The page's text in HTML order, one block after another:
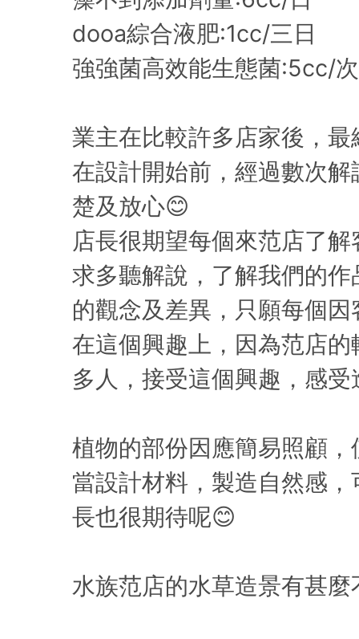
dooa綜合液肥:1cc/三日
強強菌高效能生態菌:5cc/
業主在比較許多店家後，
在設計開始前，經過數次
楚及放心😊
店長很期望每個來范店了
求多聽解說，了解我們的
的觀念及差異，只願每個
在這個興趣上，因為范店
多人，接受這個興趣，感
植物的部份因應簡易照顧
當設計材料，製造自然感
長也很期待呢😊
水族范店的水草造景有甚麼